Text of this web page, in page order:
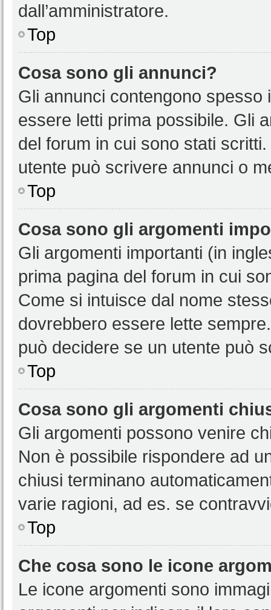
dall’amministratore.
Top
Cosa sono gli annunci?
Gli annunci contengono
essere letti prima possibile. Gli
del forum in cui sono stati
utente può scrivere annunci o
Top
Cosa sono gli argomenti
Gli argomenti importanti (in
prima pagina del forum in cui
Come si intuisce dal nome
dovrebbero essere lette
può decidere se un utente può
Top
Cosa sono gli argomenti
Gli argomenti possono venire
Non è possibile rispondere ad
chiusi terminano
varie ragioni, ad es. se
Top
Che cosa sono le icone
Le icone argomenti sono